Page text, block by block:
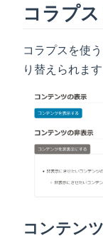
コラプ
コラプスを使
り替えられます
コンテン